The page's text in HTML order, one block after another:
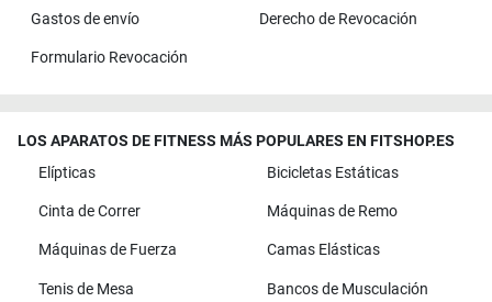
Gastos de envío Derecho de Revocación
Formulario Revocación
LOS APARATOS DE FITNESS MÁS POPULARES EN FITSHOP.ES
Elípticas
Bicicletas Estáticas
Cinta de Correr Máquinas de Remo
Máquinas de Fuerza Camas Elásticas
Tenis de Mesa Bancos de Musculación